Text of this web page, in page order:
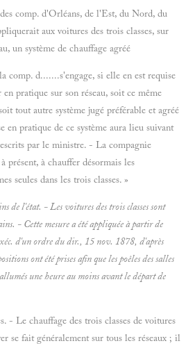
comp. d'Orléans, de l'Est, du Nord, du
aux voitures des trois classes, sur
un système de chauffage agréé
comp. d.......s'engage, si elle en est requise
pratique sur son réseau, soit ce même
tout autre système jugé préférable et agréé
en pratique de ce système aura lieu suivant
par le ministre. - La compagnie
présent, à chauffer désormais les
seules dans les trois classes. »
de l'état. - Les voitures des trois classes sont
- Cette mesure a été appliquée à partir de
d'un ordre du dir., 15 nov. 1878, d'après
ont été prises afin que les poêles des salles
une heure au moins avant le départ de
- Le chauffage des trois classes de voitures
se fait généralement sur tous les réseaux ; il